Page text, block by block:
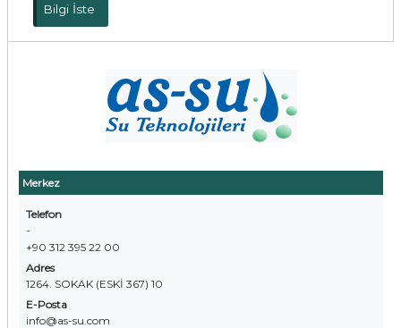
Merkez
Telefon
-
+90 312 395 22 00
Adres
1264. SOKAK (ESKİ 367) 10
E-Posta
info@as-su.com
Bilgi İste